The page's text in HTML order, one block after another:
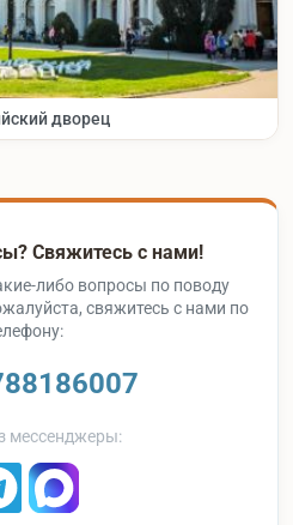
дворец
Свяжитесь с нами!
либо вопросы по поводу
свяжитесь с нами по
мессенджеры: